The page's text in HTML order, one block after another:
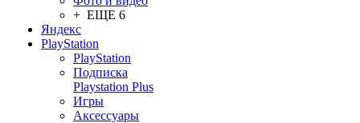
+ ЕЩЕ 6
Яндекс
PlayStation
PlayStation
Подписка
Playstation Plus
Игры
Аксессуары